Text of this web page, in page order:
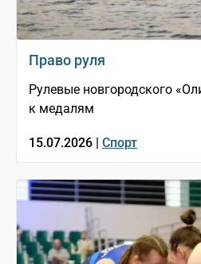
Право руля
Рулевые новгородского
к медалям
15.07.2026 | Спорт